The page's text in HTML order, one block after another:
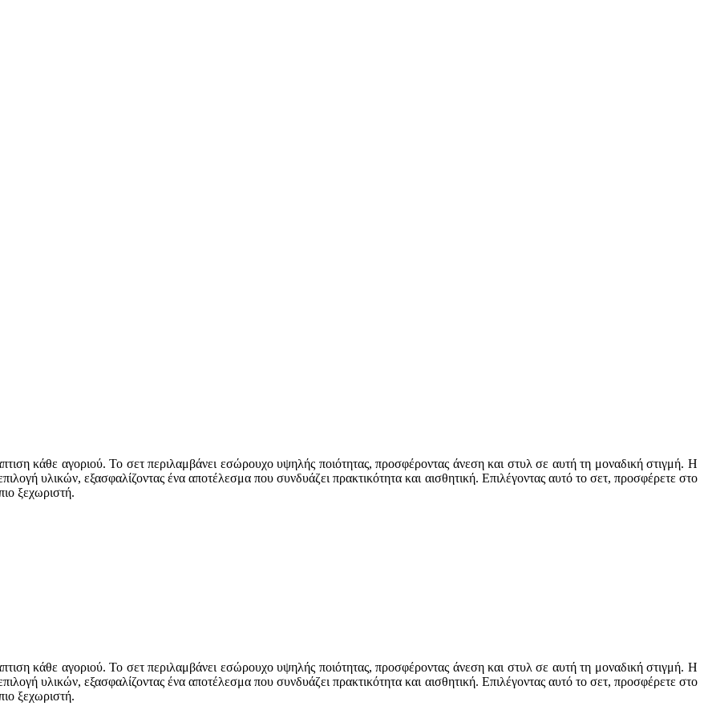
κάθε αγοριού. Το σετ περιλαμβάνει εσώρουχο υψηλής ποιότητας, προσφέροντας άνεση και στυλ σε αυτή τη μοναδική στιγμή. Η
υλικών, εξασφαλίζοντας ένα αποτέλεσμα που συνδυάζει πρακτικότητα και αισθητική. Επιλέγοντας αυτό το σετ, προσφέρετε στο
ξεχωριστή.
κάθε αγοριού. Το σετ περιλαμβάνει εσώρουχο υψηλής ποιότητας, προσφέροντας άνεση και στυλ σε αυτή τη μοναδική στιγμή. Η
υλικών, εξασφαλίζοντας ένα αποτέλεσμα που συνδυάζει πρακτικότητα και αισθητική. Επιλέγοντας αυτό το σετ, προσφέρετε στο
ξεχωριστή.